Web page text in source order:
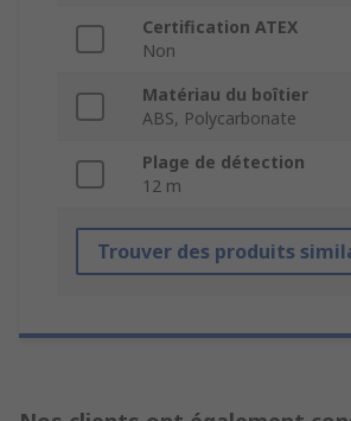
Certification ATEX
Non
Matériau du boîtier
ABS, Polycarbonate
Plage de détection
12 m
Trouver des produits